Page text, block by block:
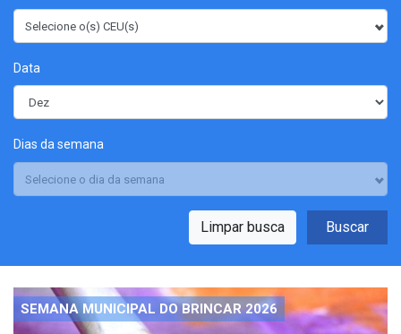
Selecione o(s) CEU(s)
Data
Dias da semana
Selecione o dia da semana
Limpar busca Buscar
SEMANA MUNICIPAL DO BRINCAR 2026